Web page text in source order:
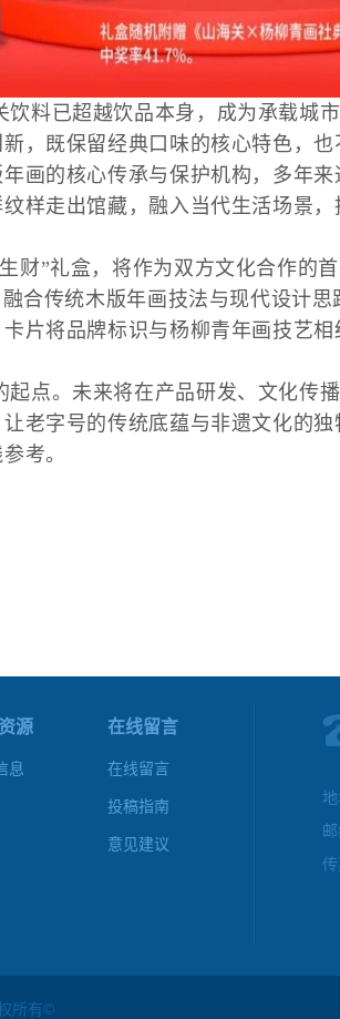
料已超越饮品本身，成为承载城
，既保留经典口味的核心特色，
画的核心传承与保护机构，多年
样走出馆藏，融入当代生活场景
财”礼盒，将作为双方文化合作的
合传统木版年画技法与现代设计思
片将品牌标识与杨柳青年画技艺
点。未来将在产品研发、文化传
老字号的传统底蕴与非遗文化的
考。
源
息
在线留言
在线留言
投稿指南
意见建议
所有©